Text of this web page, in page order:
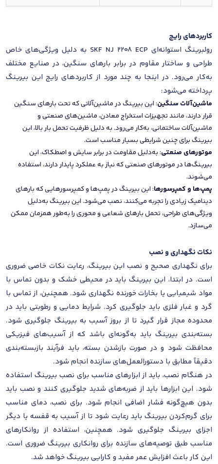
کاربردهای رایج
رولبرینگ استوانه‌ای SKF NJ 2208 ECP به دلیل ویژگی‌های خاص
طراحی و ساختار مقاوم در برابر بارهای سنگین، در صنایع مختلف
به‌کار می‌رود. در اینجا به چند مورد از کاربردهای رایج این بیرینگ
پرداخته می‌شود:
ماشین‌آلات سنگین: این بیرینگ در ماشین‌آلاتی که تحت بارهای سنگین
قرار دارند، مانند تجهیزات استخراج معادن، ماشین‌های صنعتی و
ماشین‌آلات ساختمانی، به‌کار می‌رود. به دلیل ظرفیت تحمل بار بالا، این
بیرینگ برای چنین شرایطی بسیار مناسب است.
موتورهای صنعتی: به‌دلیل مقاومت در برابر سایش و اصطکاک، این
بیرینگ‌ها در موتورهای صنعتی که نیاز به عملکرد پایدار دارند، استفاده
می‌شوند.
پمپ‌ها و کمپرسورها: این بیرینگ در پمپ‌ها و کمپرسورهایی که بارهای
دینامیک زیادی را تجربه می‌کنند، نصب می‌شود. این بیرینگ به‌دلیل
ویژگی‌های طراحی، تحمل بارهای شعاعی و محوری را به‌طور همزمان ممکن
می‌سازد.
نکات نگهداری و نصب
برای نگهداری صحیح و نصب این بیرینگ، رعایت نکات خاصی ضروری
است. در ابتدا، این بیرینگ باید در محیطی خشک و بدون تماس با
مواد شیمیایی یا بخارات خورنده نگهداری شود. همچنین، از تماس با
گرد و غبار فلزی باید جلوگیری کرد. شرایط دمایی و رطوبتی باید در
محدوده مجاز قرار گیرد تا از بروز آسیب به بیرینگ جلوگیری شود.
بسته‌بندی بیرینگ باید به‌گونه‌ای باشد که از آسیب‌های فیزیکی
محافظت شود و در صورت بازشدن بسته، باید فرآیند بازبسته‌بندی
دقیقاً مطابق با دستورالعمل‌های سازنده انجام شود.
در هنگام نصب، باید از ابزارهای مناسب برای نصب بیرینگ استفاده
شود. این ابزارها باید از ضربه‌های شدید جلوگیری کنند و نصب باید
بدون هیچ‌گونه فشار اضافی انجام شود. برای نصب، دمای مناسب
برای گرم‌کردن بیرینگ باید رعایت شود تا از آسیب به قفسه یا دیگر
اجزای بیرینگ جلوگیری شود. همچنین، استفاده از روانکارهای
مناسب طبق توصیه‌های سازنده برای روانکاری بیرینگ ضروری است.
این کار باعث افزایش عمر مفید و کارایی بیرینگ خواهد شد.